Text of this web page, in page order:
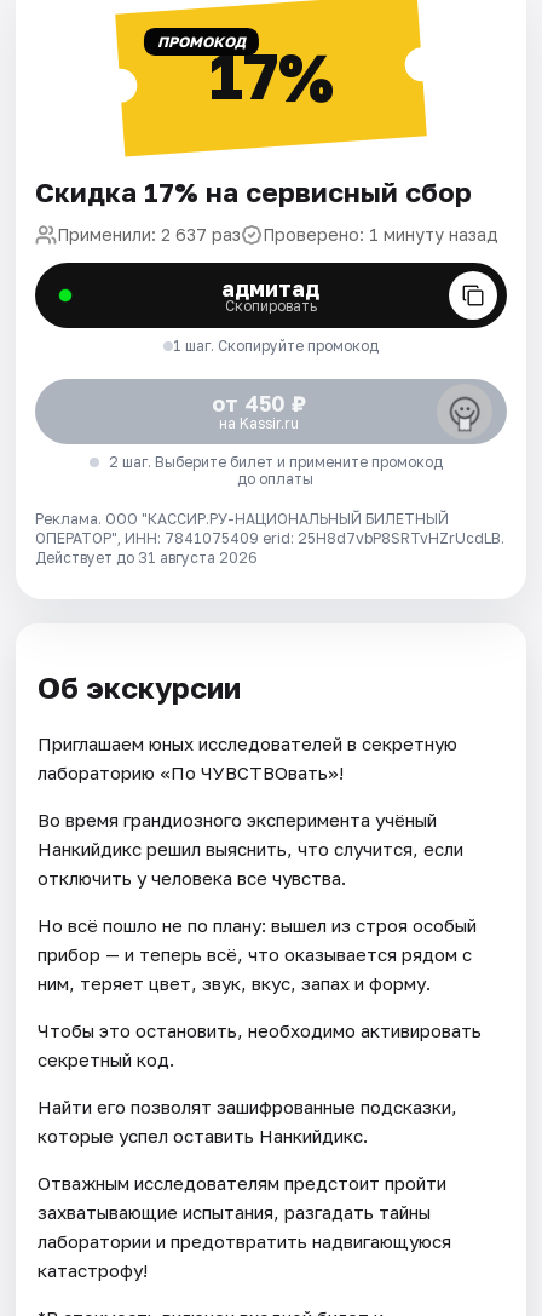
ПРОМОКОД17%
Скидка 17% на сервисный сбор
Применили: 2 637 раз Проверено: 1 минуту назад
адмитад
Скопировать
1 шаг. Скопируйте промокод
от 450 ₽
на Kassir.ru
2 шаг. Выберите билет и примените промокод
до оплаты
Реклама. ООО "КАССИР.РУ-НАЦИОНАЛЬНЫЙ БИЛЕТНЫЙ
ОПЕРАТОР", ИНН: 7841075409 erid: 25H8d7vbP8SRTvHZrUcdLB.
Действует до 31 августа 2026
Об экскурсии
Приглашаем юных исследователей в секретную
лабораторию «По ЧУВСТВОвать»!
Во время грандиозного эксперимента учёный
Нанкийдикс решил выяснить, что случится, если
отключить у человека все чувства.
Но всё пошло не по плану: вышел из строя особый
прибор — и теперь всё, что оказывается рядом с
ним, теряет цвет, звук, вкус, запах и форму.
Чтобы это остановить, необходимо активировать
секретный код.
Найти его позволят зашифрованные подсказки,
которые успел оставить Нанкийдикс.
Отважным исследователям предстоит пройти
захватывающие испытания, разгадать тайны
лаборатории и предотвратить надвигающуюся
катастрофу!